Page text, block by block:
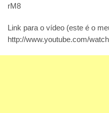
rM8
Link para o vídeo (este é o
http://www.youtube.com/